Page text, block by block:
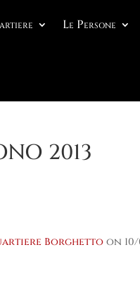
Le Persone
2013
Borghetto on 10/